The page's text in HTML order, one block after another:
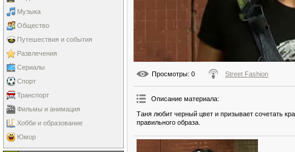
Музыка
Общество
Путешествия и события
Развлечения
Сериалы
Спорт
Транспорт
Фильмы и анимация
Хобби и образование
Юмор
Просмотры: 0 Street Fashion
Описание материала:
Таня любит черный цвет и призывает сочетать
правильного образа.